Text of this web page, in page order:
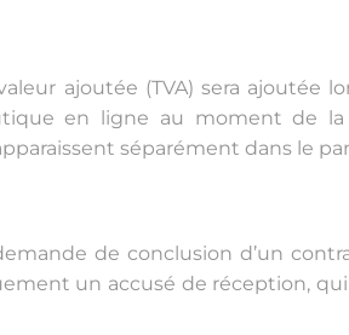
ajoutée (TVA) sera ajoutée
en ligne au moment de
séparément dans le
de conclusion d’un
un accusé de réception,